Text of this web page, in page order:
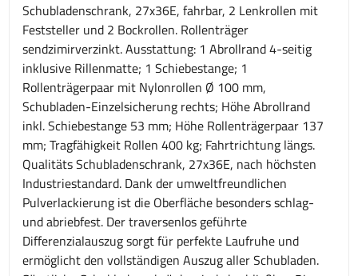
Schubladenschrank, 27x36E, fahrbar, 2 Lenkrollen mit
Feststeller und 2 Bockrollen. Rollenträger
sendzimirverzinkt. Ausstattung: 1 Abrollrand 4-seitig
inklusive Rillenmatte; 1 Schiebestange; 1
Rollenträgerpaar mit Nylonrollen Ø 100 mm,
Schubladen-Einzelsicherung rechts; Höhe Abrollrand
inkl. Schiebestange 53 mm; Höhe Rollenträgerpaar 137
mm; Tragfähigkeit Rollen 400 kg; Fahrtrichtung längs.
Qualitäts Schubladenschrank, 27x36E, nach höchsten
Industriestandard. Dank der umweltfreundlichen
Pulverlackierung ist die Oberfläche besonders schlag-
und abriebfest. Der traversenlos geführte
Differenzialauszug sorgt für perfekte Laufruhe und
ermöglicht den vollständigen Auszug aller Schubladen.